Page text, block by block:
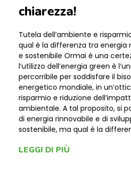
chiarezza!
Tutela dell’ambiente e
qual è la differenza tra energia
e sostenibile Ormai è una
l’utilizzo dell’energia green è
percorribile per soddisfare il
energetico mondiale, in
risparmio e riduzione
ambientale. A tal proposito, si
di energia rinnovabile e di
sostenibile, ma qual è la
LEGGI DI PIÙ